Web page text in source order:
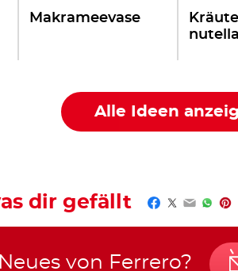
Makrameevase
Alle Ideen
dir gefällt Facebook
Twitter
Email
von Ferrero?